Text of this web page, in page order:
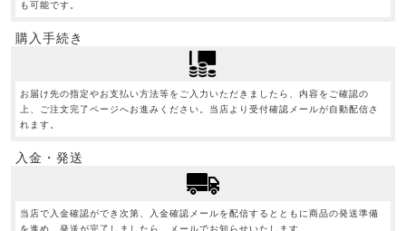
も可能です。
購入手続き
お届け先の指定やお支払い方法等をご入力いただきましたら、内容をご確認の
上、ご注文完了ページへお進みください。当店より受付確認メールが自動配信さ
れます。
入金・発送
当店で入金確認ができ次第、入金確認メールを配信するとともに商品の発送準備
を進め、発送が完了しましたら、メールでお知らせいたします。